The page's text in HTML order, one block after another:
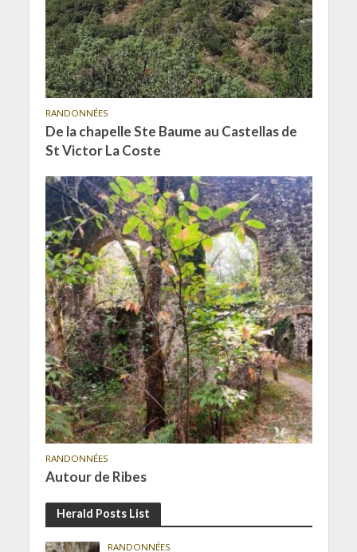
RANDONNÉES
De la chapelle Ste Baume au Castellas de
St Victor La Coste
RANDONNÉES
Autour de Ribes
Herald Posts List
RANDONNÉES